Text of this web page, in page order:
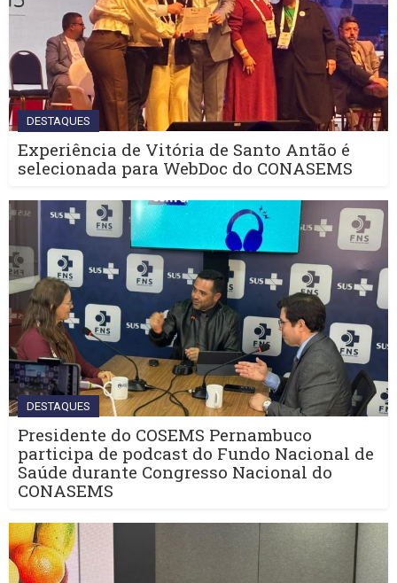
DESTAQUES
Experiência de Vitória de Santo Antão é
selecionada para WebDoc do CONASEMS
DESTAQUES
Presidente do COSEMS Pernambuco
participa de podcast do Fundo Nacional de
Saúde durante Congresso Nacional do
CONASEMS